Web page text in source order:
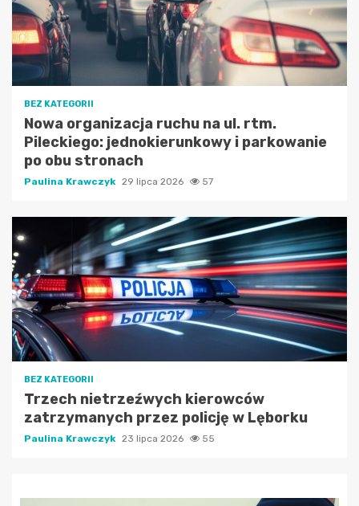
BEZ KATEGORII
Nowa organizacja ruchu na ul. rtm.
Pileckiego: jednokierunkowy i parkowanie
po obu stronach
Paulina Krawczyk 29 lipca 2026 57
BEZ KATEGORII
Trzech nietrzeźwych kierowców
zatrzymanych przez policję w Lęborku
Paulina Krawczyk 23 lipca 2026 55